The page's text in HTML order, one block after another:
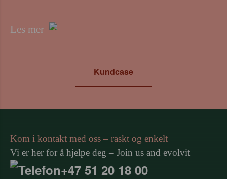
Les mer
Kundcase
Kom i kontakt med oss – raskt og enkelt
Vi er her for å hjelpe deg – Join us and evolvit
+47 51 20 18 00